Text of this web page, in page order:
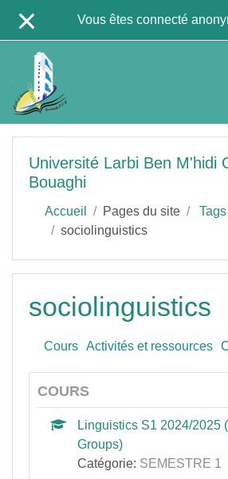
Vous êtes connecté
Université Larbi Ben M'hidi
Bouaghi
Accueil Pages du site
Tags
sociolinguistics
sociolinguistics
Cours Activités et ressources
COURS
Linguistics S1 2024/2025
Groups)
Catégorie: SEMESTRE 1